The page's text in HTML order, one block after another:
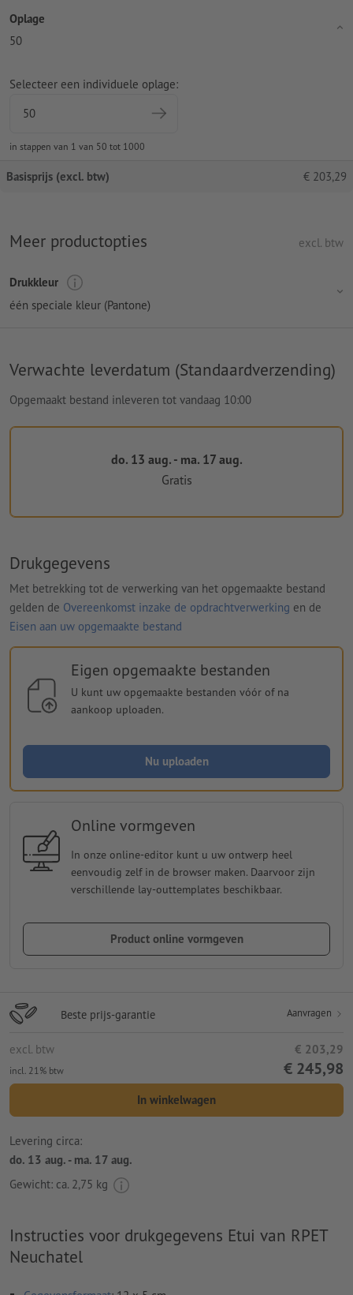
Oplage
50
Selecteer een individuele oplage:
in stappen van 1 van 50 tot 1000
Basisprijs (excl. btw) € 203,29
Meer productopties excl. btw
Drukkleur
één speciale kleur (Pantone)
Verwachte leverdatum (Standaardverzending)
Opgemaakt bestand inleveren tot vandaag 10:00
do. 13 aug. - ma. 17 aug.
Gratis
Drukgegevens
Met betrekking tot de verwerking van het opgemaakte bestand
gelden de Overeenkomst inzake de opdrachtverwerking en de
Eisen aan uw opgemaakte bestand
Eigen opgemaakte bestanden
U kunt uw opgemaakte bestanden vóór of na
aankoop uploaden.
Nu uploaden
Online vormgeven
In onze online-editor kunt u uw ontwerp heel
eenvoudig zelf in de browser maken. Daarvoor zijn
verschillende lay-outtemplates beschikbaar.
Product online vormgeven
Beste prijs-garantie Aanvragen
excl. btw € 203,29
incl. 21% btw € 245,98
In winkelwagen
Levering circa:
do. 13 aug. - ma. 17 aug.
Gewicht: ca. 2,75 kg
Instructies voor drukgegevens Etui van RPET
Neuchatel